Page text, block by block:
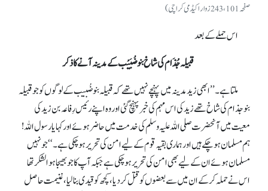
صفحہ 243،101 زوار اکیڈمی کراچی)
اس حملے کے بعد
قبیلہ جُذَام کی شاخ بنو ضُبَیْب کے مدینہ آنے کا ذکر
ملتا ہے۔ ’’ابھی زید مدینہ میں پہنچے نہیں تھے کہ قبیلہ بنو ضُبیب کے لوگوں کو جو قبیلہ
بنو جذام کی شاخ تھے زید کی اس مہم کی خبر پہنچ گئی اور وہ اپنے رئیس رِفاعہ بن زید کی
معیت میں آنحضرت صلی اللہ علیہ وسلم کی خدمت میں حاضر ہوئے اور کہا یا رسول اللہ!
ہم مسلمان ہو چکے ہیں اور ہماری بقیہ قوم کے لیے امن کی تحریر ہو چکی ہے۔‘‘ جو نہیں
مسلمان ہوئے ان کے لیے بھی امن کی تحریر ہو چکی ہے جبکہ آپ کا جو بھیجا ہوا لشکر تھا
اس نے حملہ کر کے ان میں سے بعضوں کو قتل کر دیا، کچھ کو قیدی بنا لیا، غنیمت حاصل